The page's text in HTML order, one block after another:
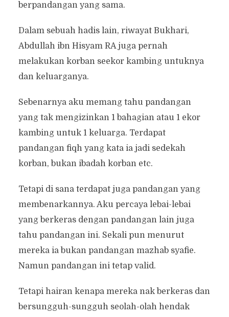
berpandangan yang sama.
Dalam sebuah hadis lain, riwayat Bukhari,
Abdullah ibn Hisyam RA juga pernah
melakukan korban seekor kambing untuknya
dan keluarganya.
Sebenarnya aku memang tahu pandangan
yang tak mengizinkan 1 bahagian atau 1 ekor
kambing untuk 1 keluarga. Terdapat
pandangan fiqh yang kata ia jadi sedekah
korban, bukan ibadah korban etc.
Tetapi di sana terdapat juga pandangan yang
membenarkannya. Aku percaya lebai-lebai
yang berkeras dengan pandangan lain juga
tahu pandangan ini. Sekali pun menurut
mereka ia bukan pandangan mazhab syafie.
Namun pandangan ini tetap valid.
Tetapi hairan kenapa mereka nak berkeras dan
bersungguh-sungguh seolah-olah hendak